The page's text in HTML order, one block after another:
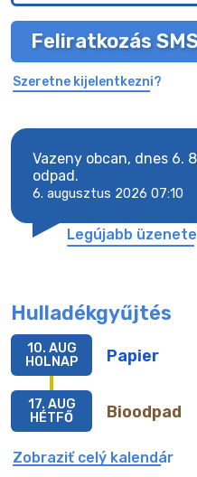
Feliratkozás
Szeretne kijelentkezni?
Vazeny obcan, dnes 6.
odpad.
6. augusztus 2026 07:10
Legújabb
Hulladékgyűjtés
Papier
10. AUG
HOLNAP
Bioodpad
17. AUG
HÉTFŐ
Zobraziť celý kalendár